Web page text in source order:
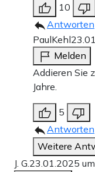
10
Antworten
PaulKehl
Melden
Addieren Sie
Jahre.
5
Antworten
Weitere
J. G. 23.01.2025